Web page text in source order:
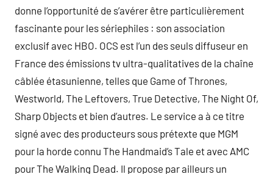
donne l’opportunité de s’avérer être particulièrement
fascinante pour les sériephiles : son association
exclusif avec HBO. OCS est l’un des seuls diffuseur en
France des émissions tv ultra-qualitatives de la chaîne
câblée étasunienne, telles que Game of Thrones,
Westworld, The Leftovers, True Detective, The Night Of,
Sharp Objects et bien d’autres. Le service a à ce titre
signé avec des producteurs sous prétexte que MGM
pour la horde connu The Handmaid’s Tale et avec AMC
pour The Walking Dead. Il propose par ailleurs un